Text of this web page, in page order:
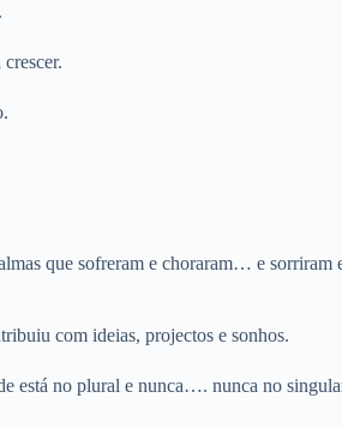
que sofreram e choraram… e sorriram
com ideias, projectos e sonhos.
está no plural e nunca…. nunca no